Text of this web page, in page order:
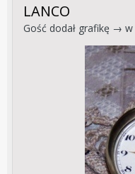
LANCO
Gość dodał grafikę → w